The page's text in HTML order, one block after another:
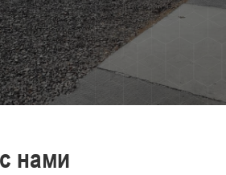
нами